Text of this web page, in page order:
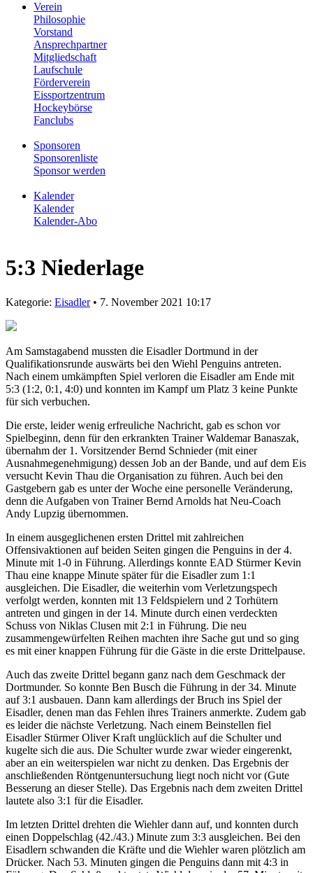
Verein
Philosophie
Vorstand
Ansprechpartner
Mitgliedschaft
Laufschule
Förderverein
Eissportzentrum
Hockeybörse
Fanclubs
Sponsoren
Sponsorenliste
Sponsor werden
Kalender
Kalender
Kalender-Abo
5:3 Niederlage
Kategorie: Eisadler• 7. November 2021 10:17
Am Samstagabend mussten die Eisadler Dortmund in der
Qualifikationsrunde auswärts bei den Wiehl Penguins antreten.
Nach einem umkämpften Spiel verloren die Eisadler am Ende mit
5:3 (1:2, 0:1, 4:0) und konnten im Kampf um Platz 3 keine Punkte
für sich verbuchen.
Die erste, leider wenig erfreuliche Nachricht, gab es schon vor
Spielbeginn, denn für den erkrankten Trainer Waldemar Banaszak,
übernahm der 1. Vorsitzender Bernd Schnieder (mit einer
Ausnahmegenehmigung) dessen Job an der Bande, und auf dem Eis
versucht Kevin Thau die Organisation zu führen. Auch bei den
Gastgebern gab es unter der Woche eine personelle Veränderung,
denn die Aufgaben von Trainer Bernd Arnolds hat Neu-Coach
Andy Lupzig übernommen.
In einem ausgeglichenen ersten Drittel mit zahlreichen
Offensivaktionen auf beiden Seiten gingen die Penguins in der 4.
Minute mit 1-0 in Führung. Allerdings konnte EAD Stürmer Kevin
Thau eine knappe Minute später für die Eisadler zum 1:1
ausgleichen. Die Eisadler, die weiterhin vom Verletzungspech
verfolgt werden, konnten mit 13 Feldspielern und 2 Torhütern
antreten und gingen in der 14. Minute durch einen verdeckten
Schuss von Niklas Clusen mit 2:1 in Führung. Die neu
zusammengewürfelten Reihen machten ihre Sache gut und so ging
es mit einer knappen Führung für die Gäste in die erste Drittelpause.
Auch das zweite Drittel begann ganz nach dem Geschmack der
Dortmunder. So konnte Ben Busch die Führung in der 34. Minute
auf 3:1 ausbauen. Dann kam allerdings der Bruch ins Spiel der
Eisadler, denen man das Fehlen ihres Trainers anmerkte. Zudem gab
es leider die nächste Verletzung. Nach einem Beinstellen fiel
Eisadler Stürmer Oliver Kraft unglücklich auf die Schulter und
kugelte sich die aus. Die Schulter wurde zwar wieder eingerenkt,
aber an ein weiterspielen war nicht zu denken. Das Ergebnis der
anschließenden Röntgenuntersuchung liegt noch nicht vor (Gute
Besserung an dieser Stelle). Das Ergebnis nach dem zweiten Drittel
lautete also 3:1 für die Eisadler.
Im letzten Drittel drehten die Wiehler dann auf, und konnten durch
einen Doppelschlag (42./43.) Minute zum 3:3 ausgleichen. Bei den
Eisadlern schwanden die Kräfte und die Wiehler waren plötzlich am
Drücker. Nach 53. Minuten gingen die Penguins dann mit 4:3 in